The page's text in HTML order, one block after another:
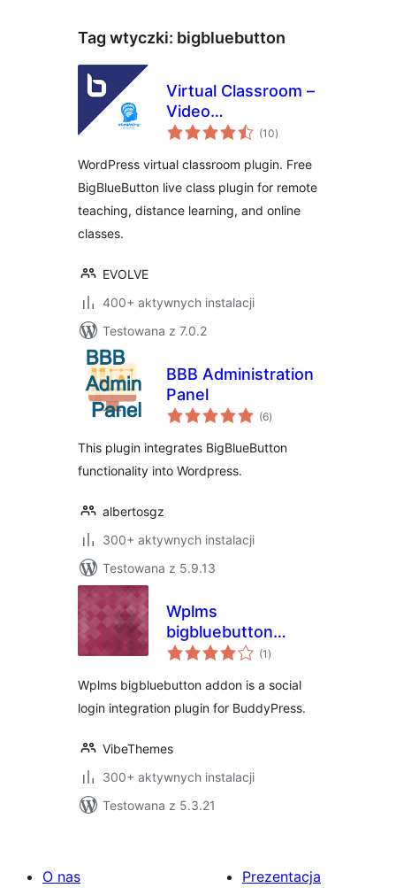
Tag wtyczki: bigbluebutton
Virtual Classroom –
Video
Conferencing &
with BigBlueButton
(10wszystkich
ocen
)
WordPress virtual classroom plugin. Free
BigBlueButton live class plugin for remote
teaching, distance learning, and online
classes.
EVOLVE
400+ aktywnych instalacji
Testowana z 7.0.2
BBB Administration
Panel
(6wszystkich
ocen
)
This plugin integrates BigBlueButton
functionality into Wordpress.
albertosgz
300+ aktywnych instalacji
Testowana z 5.9.13
Wplms
bigbluebutton
addon
(1 wszystkich
ocen
)
Wplms bigbluebutton addon is a social
login integration plugin for BuddyPress.
VibeThemes
300+ aktywnych instalacji
Testowana z 5.3.21
O nas
Prezentacja